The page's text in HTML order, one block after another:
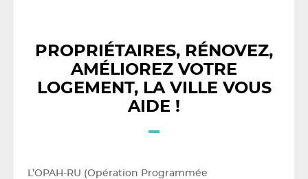
PROPRIÉTAIRES, RÉNOVEZ,
AMÉLIOREZ VOTRE
LOGEMENT, LA VILLE VOUS
AIDE !
L’OPAH-RU (Opération Programmée